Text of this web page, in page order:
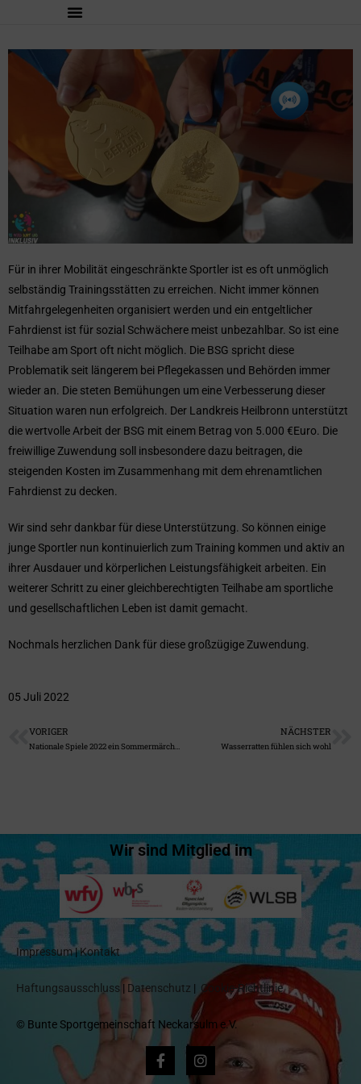
Für in ihrer Mobilität eingeschränkte Sportler ist es oft unmöglich
selbständig Trainingsstätten zu erreichen. Nicht immer können
Mitfahrgelegenheiten organisiert werden und ein entgeltlicher
Fahrdienst ist für sozial Schwächere meist unbezahlbar. So ist eine
Teilhabe am Sport oft nicht möglich. Die BSG spricht diese
Problematik seit längerem bei Pflegekassen und Behörden immer
wieder an. Die steten Bemühungen um eine Verbesserung dieser
Situation waren nun erfolgreich. Der Landkreis Heilbronn unterstützt
die wertvolle Arbeit der BSG mit einem Betrag von 5.000 €Euro. Die
freiwillige Zuwendung soll insbesondere dazu beitragen, die
steigenden Kosten im Zusammenhang mit dem ehrenamtlichen
Fahrdienst zu decken.
Wir sind sehr dankbar für diese Unterstützung. So können einige
junge Sportler nun kontinuierlich zum Training kommen und aktiv an
ihrer Ausdauer und körperlichen Leistungsfähigkeit arbeiten. Ein
weiterer Schritt zu einer gleichberechtigten Teilhabe am sportliche
und gesellschaftlichen Leben ist damit gemacht.
Nochmals herzlichen Dank für diese großzügige Zuwendung.
05 Juli 2022
VORIGER
Nationale Spiele 2022 ein Sommermärchen
NÄCHSTER
Wasserratten fühlen sich wohl
Wir sind Mitglied im
Impressum|Kontakt
Haftungsausschluss | Datenschutz | Cookie-Richtlinie
© Bunte Sportgemeinschaft Neckarsulm e.V.